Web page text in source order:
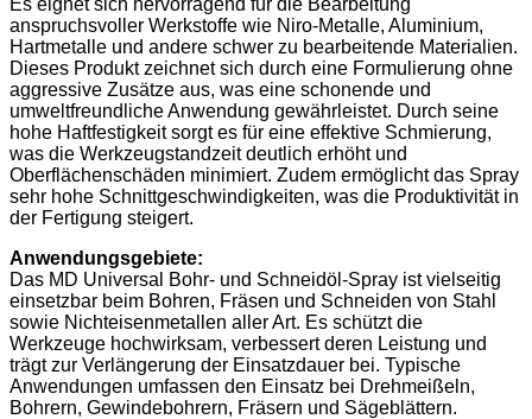
Es eignet sich hervorragend für die Bearbeitung
anspruchsvoller Werkstoffe wie Niro-Metalle, Aluminium,
Hartmetalle und andere schwer zu bearbeitende Materialien.
Dieses Produkt zeichnet sich durch eine Formulierung ohne
aggressive Zusätze aus, was eine schonende und
umweltfreundliche Anwendung gewährleistet. Durch seine
hohe Haftfestigkeit sorgt es für eine effektive Schmierung,
was die Werkzeugstandzeit deutlich erhöht und
Oberflächenschäden minimiert. Zudem ermöglicht das Spray
sehr hohe Schnittgeschwindigkeiten, was die Produktivität in
der Fertigung steigert.
Anwendungsgebiete:
Das MD Universal Bohr- und Schneidöl-Spray ist vielseitig
einsetzbar beim Bohren, Fräsen und Schneiden von Stahl
sowie Nichteisenmetallen aller Art. Es schützt die
Werkzeuge hochwirksam, verbessert deren Leistung und
trägt zur Verlängerung der Einsatzdauer bei. Typische
Anwendungen umfassen den Einsatz bei Drehmeißeln,
Bohrern, Gewindebohrern, Fräsern und Sägeblättern.